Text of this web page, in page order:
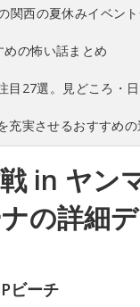
関西の夏休みイベン
めの怖い話まとめ
目27選。見どころ・
充実させるおすすめ
in ヤン
の詳細
ビーチ